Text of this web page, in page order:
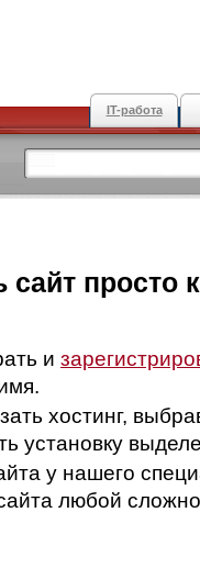
IT-работа
сайт просто
и
хостинг,
установку
у нашего
любой